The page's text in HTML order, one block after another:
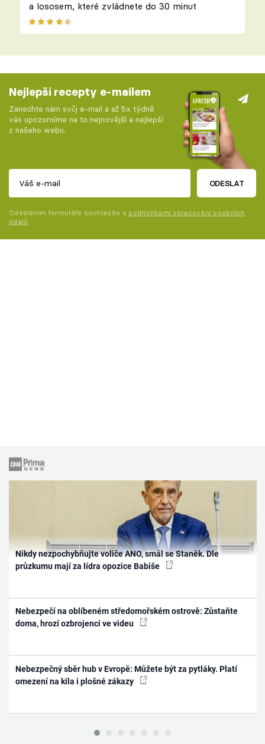
a lososem, které zvládnete do 30 minut
Nejlepší recepty e-mailem
Zanechte nám svůj e-mail a až 5x týdně
vás upozorníme na to nejnovější a nejlepší
z našeho webu.
ODESLAT
Odesláním formuláře souhlasíte s podmínkami zpracování osobních
údajů
Nikdy nezpochybňujte voliče ANO, smál se Staněk. Dle
průzkumu mají za lídra opozice Babiše
Nebezpečí na oblíbeném středomořském ostrově: Zůstaňte
doma, hrozí ozbrojenci ve videu
Nebezpečný sběr hub v Evropě: Můžete být za pytláky. Platí
omezení na kila i plošné zákazy